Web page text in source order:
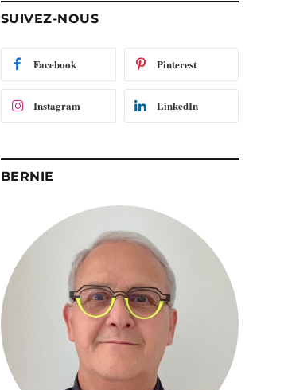
m
a
SUIVEZ-NOUS
Facebook Pinterest
Instagram LinkedIn
BERNIE